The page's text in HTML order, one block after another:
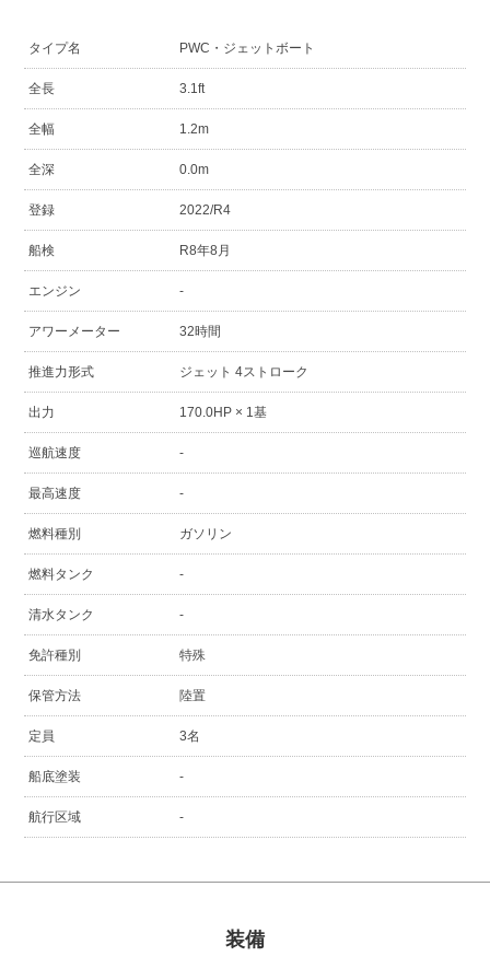
タイプ名 PWC・ジェットボート
全長 3.1ft
全幅 1.2m
全深 0.0m
登録 2022/R4
船検 R8年8月
エンジン -
アワーメーター 32時間
推進力形式 ジェット 4ストローク
出力 170.0HP × 1基
巡航速度 -
最高速度 -
燃料種別 ガソリン
燃料タンク -
清水タンク -
免許種別 特殊
保管方法 陸置
定員 3名
船底塗装 -
航行区域 -
装備